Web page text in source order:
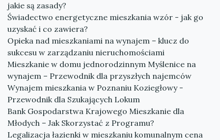
jakie są zasady?
Świadectwo energetyczne mieszkania wzór - jak go
uzyskać i co zawiera?
Opieka nad mieszkaniami na wynajem – klucz do
sukcesu w zarządzaniu nieruchomościami
Mieszkanie w domu jednorodzinnym Myślenice na
wynajem – Przewodnik dla przyszłych najemców
Wynajem mieszkania w Poznaniu Koziegłowy -
Przewodnik dla Szukających Lokum
Bank Gospodarstwa Krajowego Mieszkanie dla
Młodych – Jak Skorzystać z Programu?
Legalizacja łazienki w mieszkaniu komunalnym cena